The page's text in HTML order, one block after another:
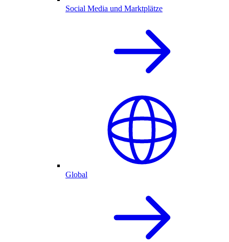
Social Media und Marktplätze
Global